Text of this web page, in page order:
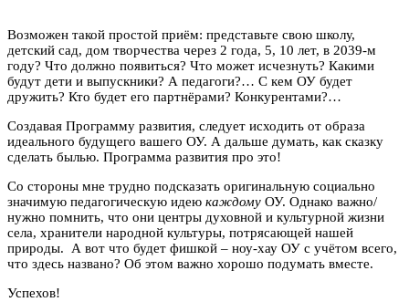
Возможен такой простой приём: представьте свою школу,
детский сад, дом творчества через 2 года, 5, 10 лет, в 2039-м
году? Что должно появиться? Что может исчезнуть? Какими
будут дети и выпускники? А педагоги?… С кем ОУ будет
дружить? Кто будет его партнёрами? Конкурентами?…
Создавая Программу развития, следует исходить от образа
идеального будущего вашего ОУ. А дальше думать, как сказку
сделать былью. Программа развития про это!
Со стороны мне трудно подсказать оригинальную социально
значимую педагогическую идею каждому ОУ. Однако важно/
нужно помнить, что они центры духовной и культурной жизни
села, хранители народной культуры, потрясающей нашей
природы. А вот что будет фишкой – ноу-хау ОУ с учётом всего,
что здесь названо? Об этом важно хорошо подумать вместе.
Успехов!